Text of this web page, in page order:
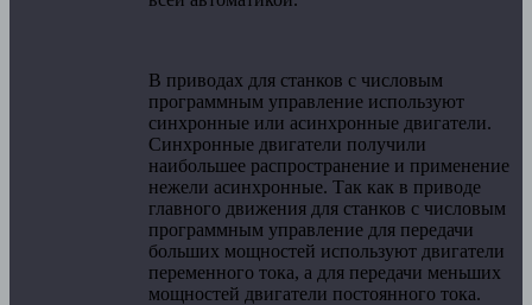
В приводах для станков с числовым
программным управление используют
синхронные или асинхронные двигатели.
Синхронные двигатели получили
наибольшее распространение и применение
нежели асинхронные. Так как в приводе
главного движения для станков с числовым
программным управление для передачи
больших мощностей используют двигатели
переменного тока, а для передачи меньших
мощностей двигатели постоянного тока.